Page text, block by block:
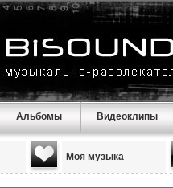
Альбомы Видеоклипы
Моя музыка